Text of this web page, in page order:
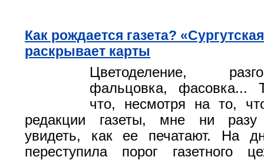
Как рождается газета?
раскрывает карты
Цветоделение,
фальцовка, фасовка...
что, несмотря на то,
редакции газеты, мне ни
увидеть, как ее печатают. На
переступила порог газетного